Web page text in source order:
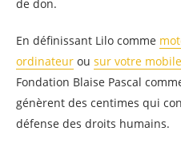
de don.
En définissant Lilo comme
ordinateur ou sur votre mobile
Fondation Blaise Pascal
génèrent des centimes qui
défense des droits humains.